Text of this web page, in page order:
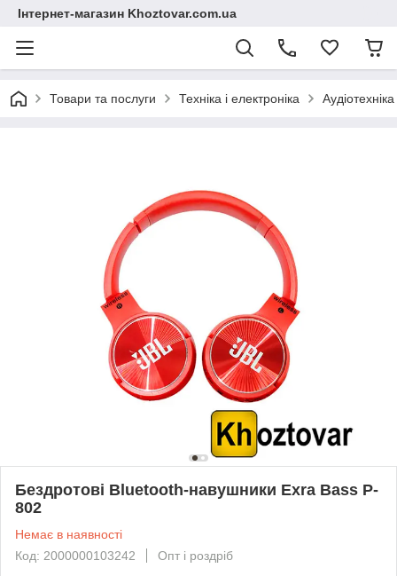
Інтернет-магазин Khoztovar.com.ua
Товари та послуги Техніка і електроніка
Бездротові Bluetooth-навушники Exra Bass P-
802
Немає в наявності
Код: 2000000103242
Опт і роздріб